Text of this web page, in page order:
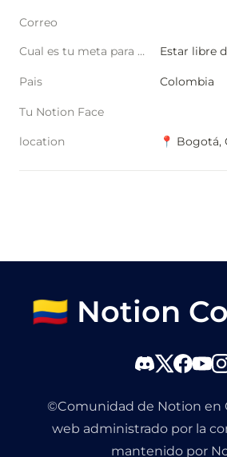
Correo
Cual es tu meta para este año?
Estar libre
Pais Colombia
Tu Notion Face
location 📍 Bogotá,
🇨🇴 Notion
©Comunidad de Notion en
web administrado por la
mantenido por